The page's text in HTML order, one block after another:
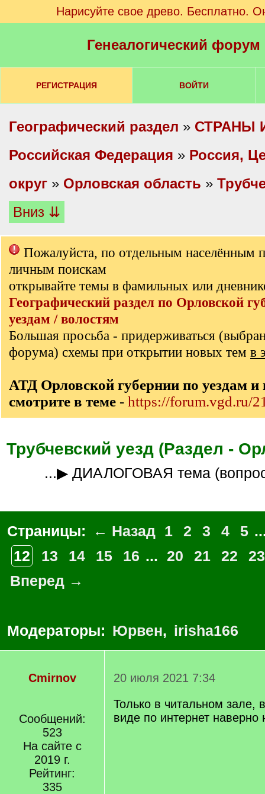
Нарисуйте свое древо. Бесплатно.
Генеалогический
РЕГИСТРАЦИЯ ВОЙТИ
Географический раздел » СТРАНЫ
Российская Федерация » Россия,
округ » Орловская область »
Вниз ⇊
Пожалуйста, по отдельным населённым
личным поискам
открывайте темы в фамильных или
Географический раздел по Орловской
уездам / волостям
Большая просьба - придерживаться
форума) схемы при открытии новых тем в
АТД Орловской губернии по уездам и
смотрите в теме - https://forum.vgd.ru/
Трубчевский уезд (Раздел -
...▶ ДИАЛОГОВАЯ тема
Страницы: ← Назад 1 2 3 4 5
12
13 14 15 16 ... 20 21 22
23
Вперед →
Модераторы: Юрвен, irisha166
Cmirnov
Сообщений:
523
На сайте с
2019 г.
Рейтинг:
335
20 июля 2021 7:34
Только в читальном зале,
виде по интернет наверно